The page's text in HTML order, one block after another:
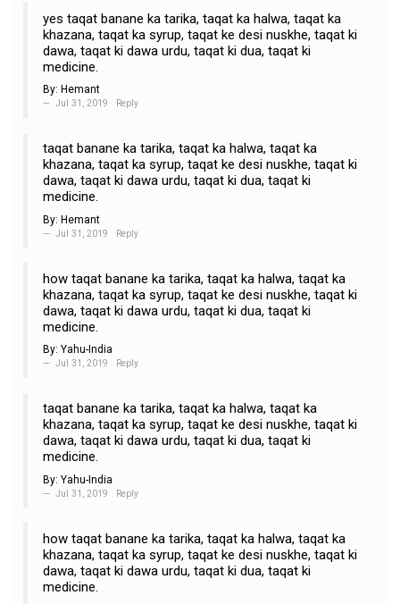
yes taqat banane ka tarika, taqat ka halwa, taqat ka
khazana, taqat ka syrup, taqat ke desi nuskhe, taqat ki
dawa, taqat ki dawa urdu, taqat ki dua, taqat ki
medicine.
By: Hemant
Jul 31, 2019 Reply
taqat banane ka tarika, taqat ka halwa, taqat ka
khazana, taqat ka syrup, taqat ke desi nuskhe, taqat ki
dawa, taqat ki dawa urdu, taqat ki dua, taqat ki
medicine.
By: Hemant
Jul 31, 2019 Reply
how taqat banane ka tarika, taqat ka halwa, taqat ka
khazana, taqat ka syrup, taqat ke desi nuskhe, taqat ki
dawa, taqat ki dawa urdu, taqat ki dua, taqat ki
medicine.
By: Yahu-India
Jul 31, 2019 Reply
taqat banane ka tarika, taqat ka halwa, taqat ka
khazana, taqat ka syrup, taqat ke desi nuskhe, taqat ki
dawa, taqat ki dawa urdu, taqat ki dua, taqat ki
medicine.
By: Yahu-India
Jul 31, 2019 Reply
how taqat banane ka tarika, taqat ka halwa, taqat ka
khazana, taqat ka syrup, taqat ke desi nuskhe, taqat ki
dawa, taqat ki dawa urdu, taqat ki dua, taqat ki
medicine.